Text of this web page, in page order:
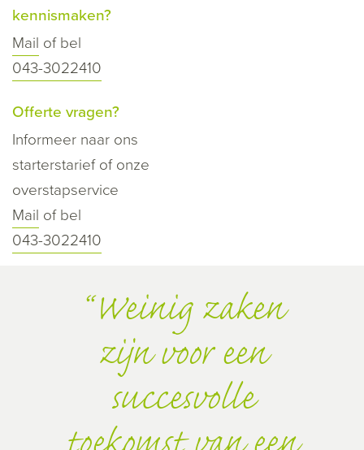
kennismaken?
Mail of bel
043-3022410
Offerte vragen?
Informeer naar ons
starterstarief of onze
overstapservice
Mail of bel
043-3022410
Weinig zaken
zijn voor een
succesvolle